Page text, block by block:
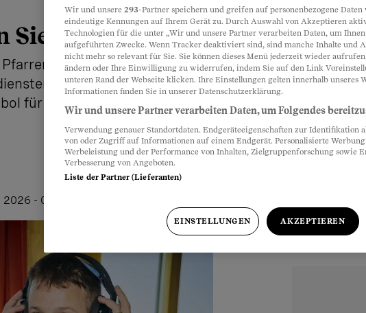
Gott im Game?
Florian Homberger, 43,
im Videospiel «Minecraft». Er
für biblische Themen. Funktioniert
- 06:00 Uhr
Wir und unsere 293-Partner speichern und greifen auf personenbezogene
eindeutige Kennungen auf Ihrem Gerät zu. Durch Auswahl von Akzeptieren
Technologien für die unter „Wir und unsere Partner verarbeiten Daten, um
aufgeführten Zwecke. Wenn Tracker deaktiviert sind, sind manche Inhalte und
nicht mehr so relevant für Sie. Sie können dieses Menü jederzeit wieder
ändern oder Ihre Einwilligung zu widerrufen, indem Sie auf den Link
unteren Rand der Webseite klicken. Ihre Einstellungen gelten innerhalb unseres
Informationen finden Sie in unserer Datenschutzerklärung.
Wir und unsere Partner verarbeiten Daten, um Folgendes
Verwendung genauer Standortdaten. Endgeräteeigenschaften zur Identifikation
von oder Zugriff auf Informationen auf einem Endgerät. Personalisierte
Werbeleistung und der Performance von Inhalten, Zielgruppenforschung sowie
Verbesserung von Angeboten.
Liste der Partner (Lieferanten)
EINSTELLUNGEN AKZEPTIEREN